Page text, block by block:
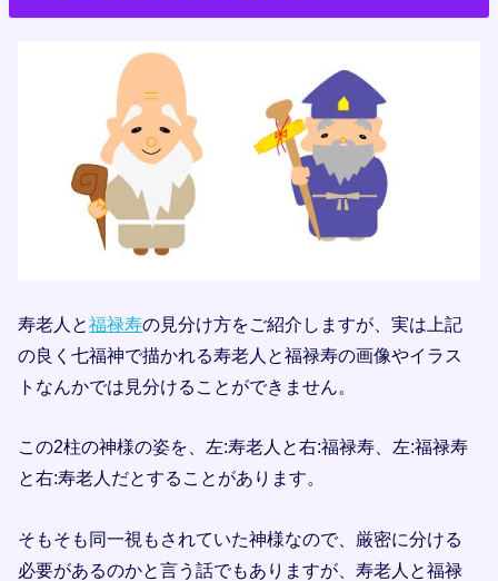
寿老人と福禄寿の見分け方をご紹介しますが、実は上記
の良く七福神で描かれる寿老人と福禄寿の画像やイラス
トなんかでは見分けることができません。
この2柱の神様の姿を、左:寿老人と右:福禄寿、左:福禄寿
と右:寿老人だとすることがあります。
そもそも同一視もされていた神様なので、厳密に分ける
必要があるのかと言う話でもありますが、寿老人と福禄